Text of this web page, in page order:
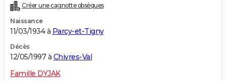
Créer une cagnotte obsèques
Naissance
11/03/1934 à Parcy-et-Tigny
Décès
12/05/1997 à Chivres-Val
Famille DYJAK